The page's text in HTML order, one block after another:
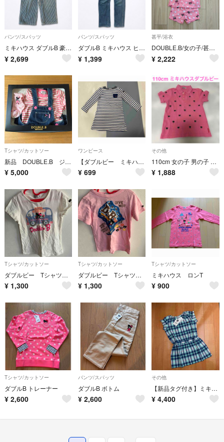
パンツ/スパッツ
ミキハウス ダブルB 豪華ワッペンヒッコリー ハーフパンツ 120 ブルー 白
¥ 2,699
パンツ/スパッツ
ダブルB ミキハウス ヒッコリーデニム 刺繍 ワッペン 120cm ブルー
¥ 1,399
甚平/浴衣
DOUBLE.B/女の子/甚平/じんべえ/じんべい/90cm
¥ 2,222
Tシャツ/カットソー
新品 DOUBLE.B ジャンパースカート ロンT 靴下 3点セット 女の子
¥ 5,000
ワンピース
【ダブルビー ミキハウス】長袖ワンピース ボーダー柄 胸ポケット 女の子 110
¥ 699
その他
110cm 女の子 男の子 半袖ポロシャツ ミキハウス ダブルビー ピンク 総柄
¥ 1,888
Tシャツ/カットソー
ダブルビー Tシャツ 130
¥ 1,300
Tシャツ/カットソー
ダブルビー Tシャツ 130
¥ 1,300
Tシャツ/カットソー
ミキハウス ロンT
¥ 900
Tシャツ/カットソー
ダブルB トレーナー
¥ 2,600
パンツ/スパッツ
ダブルB ボトム
¥ 2,600
その他
【新品タグ付き】ミキハウス ダブルB チェック柄 チュニック ワンピース 100
¥ 4,400